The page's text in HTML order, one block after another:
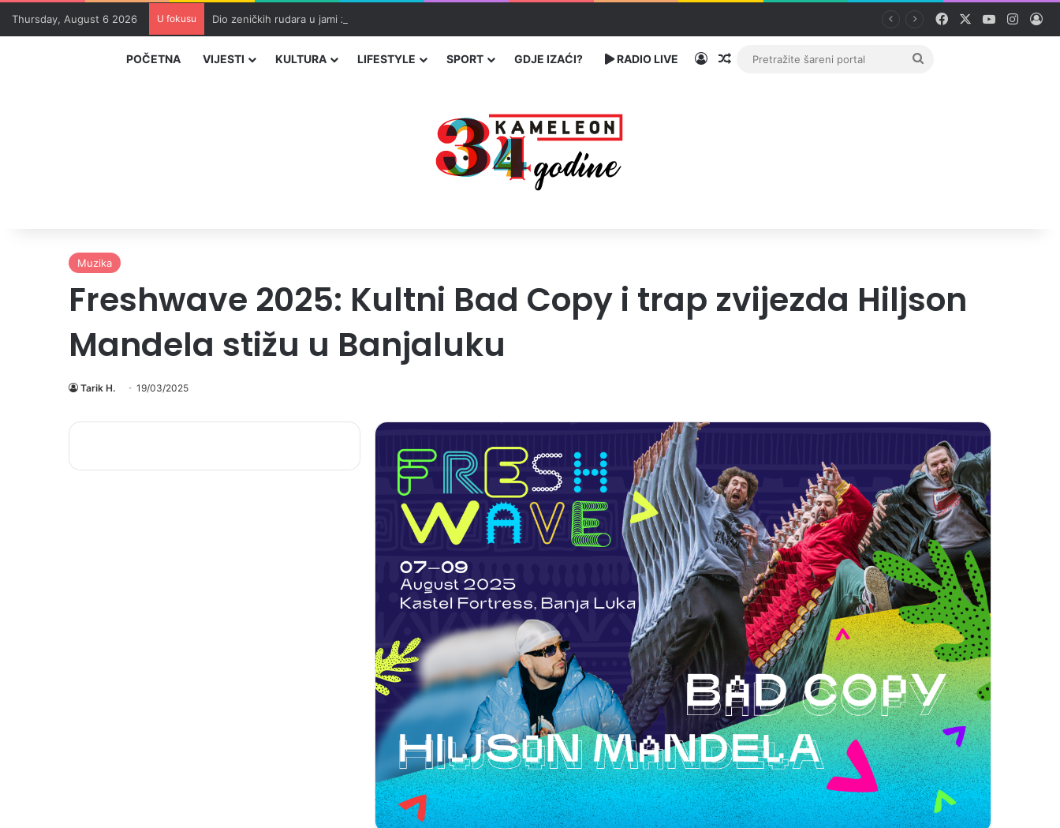
Thursday, August 6 2026 U fokusu Dio zeničkih rudara u jami zbog neisplaćenih plata i problema sa zdravstvenim knjižicama Facebook YouTube
POČETNA VIJESTI KULTURA LIFESTYLE SPORT GDJE IZAĆI? RADIO LIVE PrijavaRandom članak
Pretražite
Muzika
Freshwave 2025: Kultni Bad Copy i trap zvijezda Hiljson
Mandela stižu u Banjaluku
Tarik H. 19/03/2025